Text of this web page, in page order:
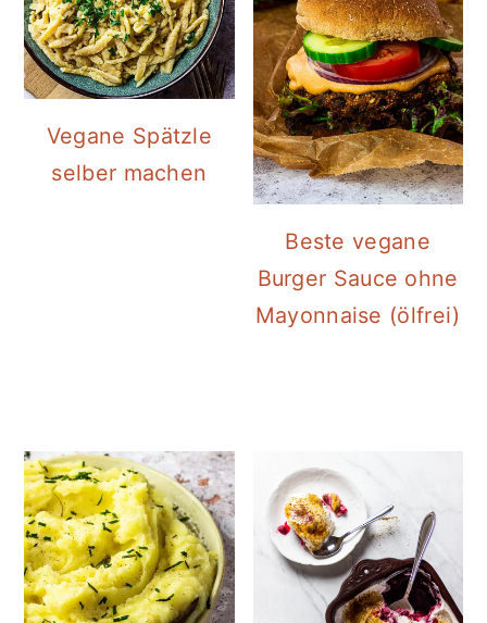
Vegane Spätzle
selber machen
Beste vegane
Burger Sauce ohne
Mayonnaise (ölfrei)